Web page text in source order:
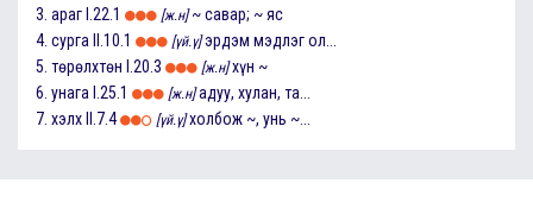
3. араг I.22.1 [ж.н] ~ савар; ~ яс
4. сурга II.10.1 [үй.ү] эрдэм мэдлэг ол...
5. төрөлхтөн I.20.3 [ж.н] хүн ~
6. унага I.25.1 [ж.н] адуу, хулан, та...
7. хэлх II.7.4 [үй.ү] холбож ~, унь ~...